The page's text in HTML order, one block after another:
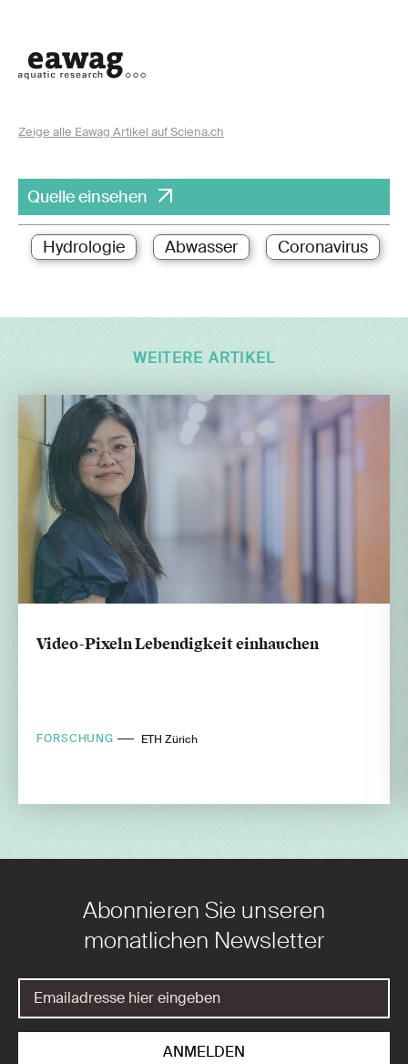
Zeige alle Eawag Artikel auf Sciena.ch
Quelle einsehen
Hydrologie Abwasser Coronavirus
WEITERE ARTIKEL
Video-Pixeln Lebendigkeit einhauchen
FORSCHUNG ETH Zürich
Abonnieren Sie unseren
monatlichen Newsletter